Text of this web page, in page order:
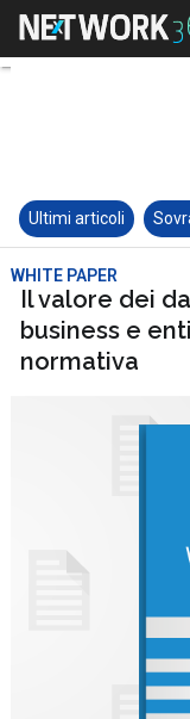
Ultimi articoli
WHITE PAPER
Il valore dei
business e
normativa